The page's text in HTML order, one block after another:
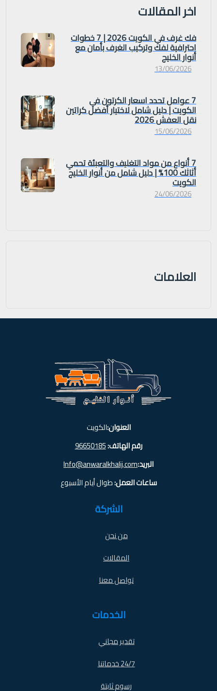
اخر المقالات
فك غرف في الكويت 2026 | 7 خطوات
احترافية لفك وتركيب الغرف بأمان مع
أنوار الخليج
13/06/2026
7 عوامل تحدد اسعار الكرتون في
الكويت | دليل شامل لاختيار أفضل كراتين
نقل العفش 2026
15/06/2026
7 أنواع من مواد التغليف والتعبئة تحمي
أثاثك 100% | دليل شامل من أنوار الخليج
الكويت
24/06/2026
العلامات
العنوان:الكويت
رقم الهاتف:96650185
البريد:Info@anwaralkhalij.com
ساعات العمل:طوال أيام الأسبوع
الشركة
من نحن
المقالات
تواصل معنا
الخدمات
تقدير مجاني
24/7 خدماتنا
رسوم ثابتة